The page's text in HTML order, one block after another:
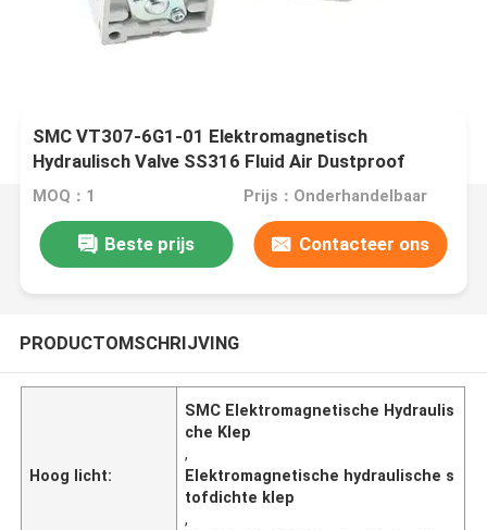
SMC VT307-6G1-01 Elektromagnetisch
Hydraulisch Valve SS316 Fluid Air Dustproof
MOQ：1 Prijs：Onderhandelbaar
Beste prijs Contacteer ons
PRODUCTOMSCHRIJVING
Hoog licht:
SMC Elektromagnetische Hydraulis
che Klep
,
Elektromagnetische hydraulische s
tofdichte klep
,